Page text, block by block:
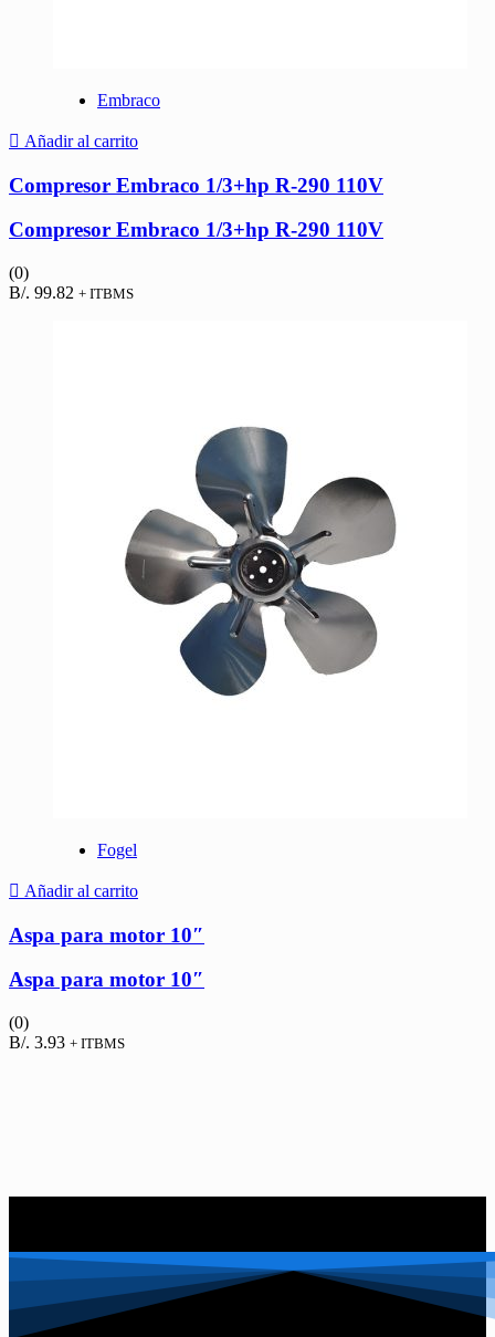
Embraco
Añadir al carrito
Compresor Embraco 1/3+hp R-290 110V
Compresor Embraco 1/3+hp R-290 110V
(0)
B/. 99.82 + ITBMS
Fogel
Añadir al carrito
Aspa para motor 10″
Aspa para motor 10″
(0)
B/. 3.93 + ITBMS